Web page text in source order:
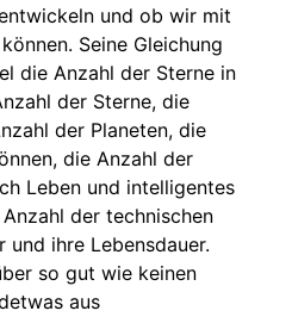
und ob wir mit
Seine Gleichung
die Anzahl der Sterne in
der Sterne, die
der Planeten, die
die Anzahl der
Leben und intelligentes
der technischen
ihre Lebensdauer.
so gut wie keinen
aus